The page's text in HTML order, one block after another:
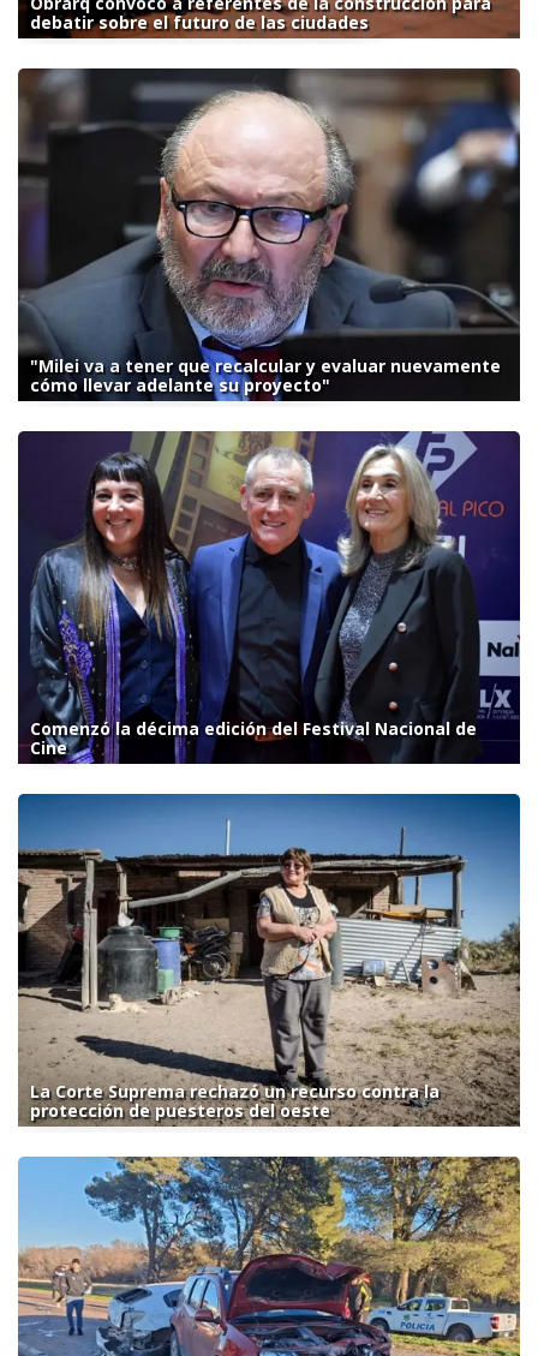
debatir sobre el futuro de las ciudades
"Milei va a tener que recalcular y evaluar nuevamente
cómo llevar adelante su proyecto"
Comenzó la décima edición del Festival Nacional de
Cine
La Corte Suprema rechazó un recurso contra la
protección de puesteros del oeste